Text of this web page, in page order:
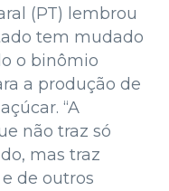
(PT) lembrou
tem mudado
o binômio
a produção de
“A
não traz só
mas traz
de outros